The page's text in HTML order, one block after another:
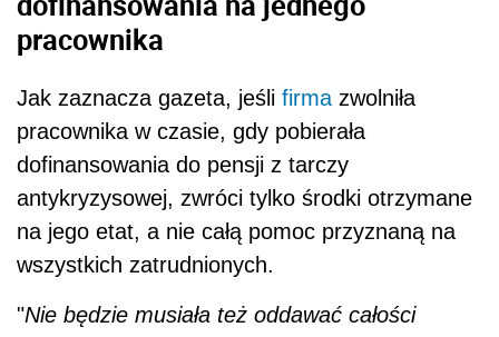
"Nie będzie musiała też oddawać całości
dopłat, jeśli okaże się, że pojedyncze
osoby (np. na pracownika przebywającego na
urlopie macierzyńskim)" - wskazuje dziennik.
Dodaje, że jeśli przedsiębiorca musiał już
oddać wszystkie pieniądze, to będzie mógł je
odzyskać.
Jak rozliczyć dofinansowanie na rzecz